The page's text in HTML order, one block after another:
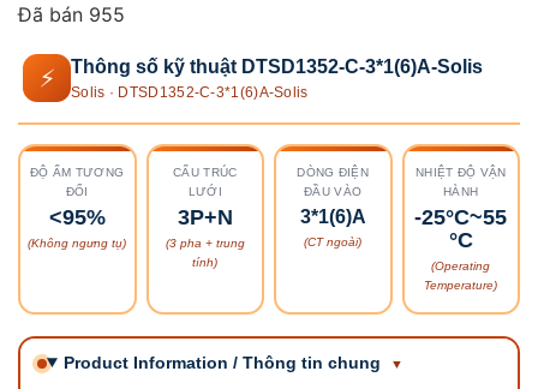
Đã bán 955
⚡ Thông số kỹ thuật DTSD1352-C-3*1(6)A-Solis
Solis · DTSD1352-C-3*1(6)A-Solis
ĐỘ ẨM TƯƠNG
ĐỐI
<95%
(Không ngưng tụ)
CẤU TRÚC
LƯỚI
3P+N
(3 pha + trung
tính)
DÒNG ĐIỆN
ĐẦU VÀO
3*1(6)A
(CT ngoài)
NHIỆT ĐỘ VẬN
HÀNH
-25°C~55
°C
(Operating
Temperature)
Product Information / Thông tin chung